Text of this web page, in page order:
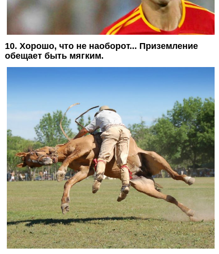
10. Хорошо, что не наоборот... Приземление
обещает быть мягким.